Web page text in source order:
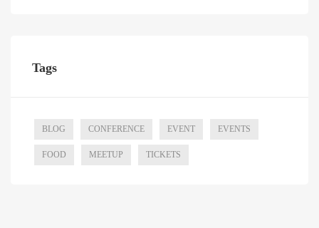
Tags
BLOG CONFERENCE EVENT EVENTS
FOOD MEETUP TICKETS